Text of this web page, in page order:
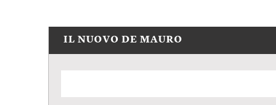
IL NUOVO DE MAURO